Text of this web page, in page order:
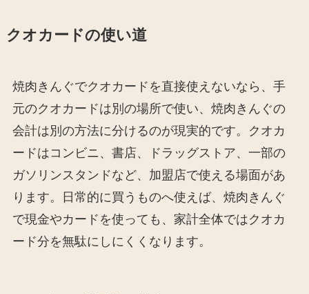
クオカードの使い道
焼肉きんぐでクオカードを直接使えないなら、手
元のクオカードは別の場所で使い、焼肉きんぐの
会計は別の方法に分けるのが現実的です。クオカ
ードはコンビニ、書店、ドラッグストア、一部の
ガソリンスタンドなど、加盟店で使える場面があ
ります。日常的に買うものへ使えば、焼肉きんぐ
で現金やカードを使っても、家計全体ではクオカ
ード分を無駄にしにくくなります。